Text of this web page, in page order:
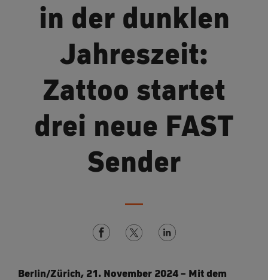
in der dunklen
Jahreszeit:
Zattoo startet
drei neue FAST
Sender
Berlin/Zürich, 21. November 2024 – Mit dem